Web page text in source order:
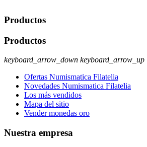
Productos
Productos
keyboard_arrow_down keyboard_arrow_up
Ofertas Numismatica Filatelia
Novedades Numismatica Filatelia
Los más vendidos
Mapa del sitio
Vender monedas oro
Nuestra empresa